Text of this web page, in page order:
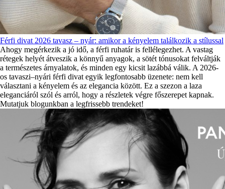
Férfi divat 2026 tavasz – nyár: amikor a kényelem találkozik a stílussal
Ahogy megérkezik a jó idő, a férfi ruhatár is fellélegezhet. A vastag
rétegek helyét átveszik a könnyű anyagok, a sötét tónusokat felváltják
a természetes árnyalatok, és minden egy kicsit lazábbá válik. A 2026-
os tavaszi–nyári férfi divat egyik legfontosabb üzenete: nem kell
választani a kényelem és az elegancia között. Ez a szezon a laza
eleganciáról szól és arról, hogy a részletek végre főszerepet kapnak.
Mutatjuk blogunkban a legfrissebb trendeket!